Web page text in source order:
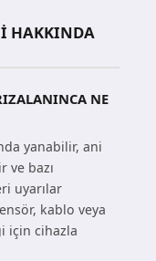
HAKKINDA
NE
yanabilir, ani
ve bazı
uyarılar
kablo veya
için cihazla